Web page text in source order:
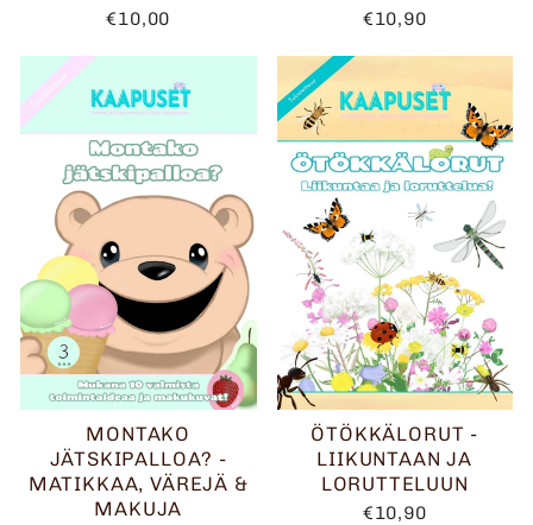
€10,00 €10,90
MONTAKO
JÄTSKIPALLOA? -
MATIKKAA, VÄREJÄ &
MAKUJA
ÖTÖKKÄLORUT -
LIIKUNTAAN JA
LORUTTELUUN
€10,90